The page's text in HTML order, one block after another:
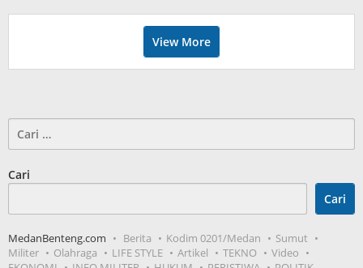
View More
untuk:
Cari
Cari
MedanBenteng.com Berita Kodim 0201/Medan
Sumut
Militer
Olahraga LIFE STYLE Artikel TEKNO
Video